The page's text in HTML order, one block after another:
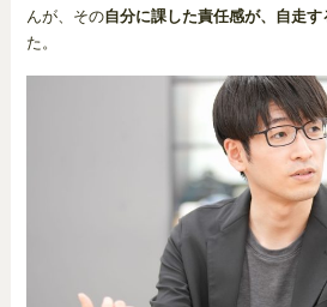
んが、その自分に課した責任感が、自走す
た。